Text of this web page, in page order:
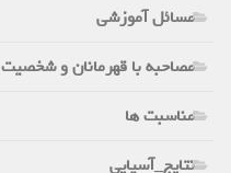
مسائل آموزشی
مصاحبه با قهرمانان و شخصیت ها
مناسبت ها
نتایج_آسیایی